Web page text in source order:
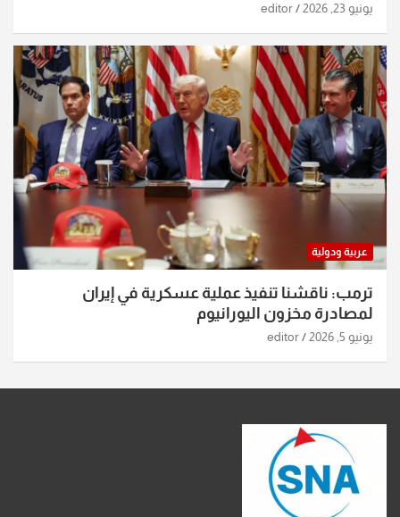
يونيو 23, 2026 editor
عربية ودولية
ترمب: ناقشنا تنفيذ عملية عسكرية في إيران
لمصادرة مخزون اليورانيوم
يونيو 5, 2026 editor